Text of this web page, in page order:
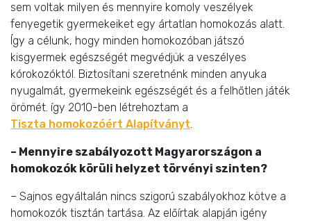
sem voltak milyen és mennyire komoly veszélyek
fenyegetik gyermekeiket egy ártatlan homokozás alatt.
Így a célunk, hogy minden homokozóban játszó
kisgyermek egészségét megvédjük a veszélyes
kórokozóktól. Biztosítani szeretnénk minden anyuka
nyugalmát, gyermekeink egészségét és a felhőtlen játék
örömét. így 2010-ben létrehoztam a
Tiszta homokozóért Alapítványt.
– Mennyire szabályozott Magyarországon a
homokozók körüli helyzet törvényi szinten?
– Sajnos egyáltalán nincs szigorú szabályokhoz kötve a
homokozók tisztán tartása. Az előírtak alapján igény